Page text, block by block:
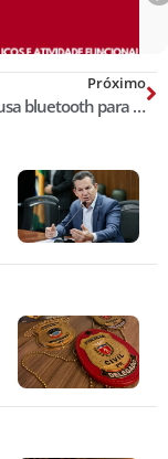
Próximo
Quadrilha usa bluetooth para clonar cartões de chip e movimenta milhões